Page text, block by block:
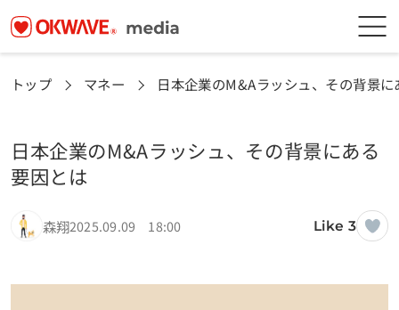
トップ マネー 日本企業のM&Aラッシュ、その背景
日本企業のM&Aラッシュ、その背景にある
要因とは
森翔2025.09.09 18:00 Like 3